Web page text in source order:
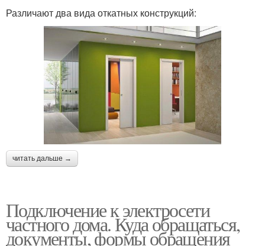
Различают два вида откатных конструкций:
читать дальше →
Подключение к электросети
частного дома. Куда обращаться,
документы, формы обращения